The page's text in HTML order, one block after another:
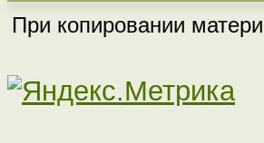
При копировании